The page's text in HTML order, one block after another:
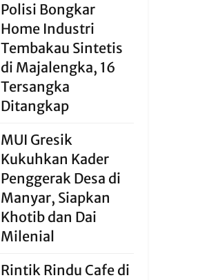
Polisi Bongkar
Home Industri
Tembakau Sintetis
di Majalengka, 16
Tersangka
Ditangkap
MUI Gresik
Kukuhkan Kader
Penggerak Desa di
Manyar, Siapkan
Khotib dan Dai
Milenial
Rintik Rindu Cafe di